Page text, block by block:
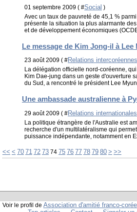
01 septembre 2009 ( #Social )
Avec un taux de pauvreté de 45,1 %
présente la situation la plus alarmante
et de développement économiques
Le message de Kim Jong-il à
23 août 2009 ( #Relations intercoréennes
La délégation officielle nord-coréenne,
Kim Dae-jung dans un geste d'ouverture
du Sud, a rencontré le président Lee
Une ambassade australienne à
29 août 2009 ( #Relations
La politique étrangère de l'Australie est
recherche d'un multilatéralisme qui
puissance indépendante, notamment en
<< < 10
20
30
40
50
60
70 71 72 73 74 75 76 77 78 79 80 90
> >>
Voir le profil de Association d'amitié franco-